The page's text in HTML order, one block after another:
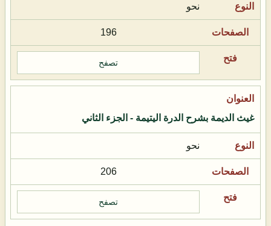
نحو
196
تصفح
غيث الديمة بشرح الدرة اليتيمة - الجزء الثاني
نحو
206
تصفح